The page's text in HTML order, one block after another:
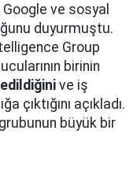
ve sosyal
duyurmuştu.
Group
birinin
ve iş
çıktığını açıkladı.
büyük bir